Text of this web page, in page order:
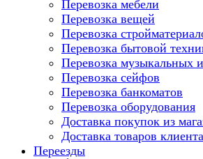
Перевозка мебели
Перевозка вещей
Перевозка
Перевозка бытовой
Перевозка музыкальных
Перевозка сейфов
Перевозка банкоматов
Перевозка оборудования
Доставка покупок из
Доставка товаров
Переезды